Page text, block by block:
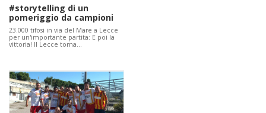
#storytelling di un
pomeriggio da campioni
23.000 tifosi in via del Mare a Lecce
per un'importante partita: E poi la
vittoria! Il Lecce torna…